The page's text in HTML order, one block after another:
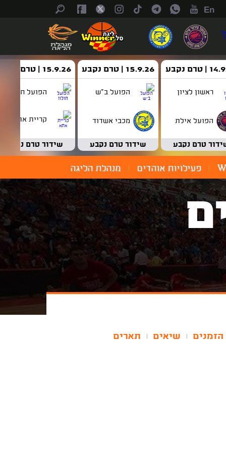
En
טרם נקבע
ראשון לציון
הפועל אילת
טרם נקבע
15.9.26 | טרם נקבע
הפועל ב"ש
מכבי אשדוד
שידור טרם נקבע
15.9.26 | טרם נקבע
הפועל חולון
קריית אתא
שידור טרם נקבע
פעילויות אוהדים מנהלת הליגה
שיאים תארים